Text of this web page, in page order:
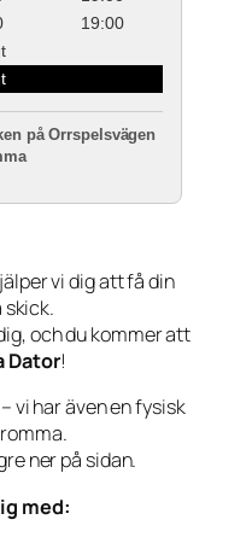
19:00
på Orrspelsvägen
vi dig att få din
och du kommer att
Dator!
vi har även en fysisk
ner på sidan.
med: